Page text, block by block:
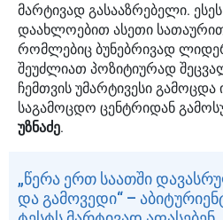
მარტივად გასააზრებელი. ესეს
დაახლოებით ასეთი
რომლებიც ბუნებრივად
შეუძლიათ პოზიტიურად
ჩემთვის უმარტივესი გამოცდა
საგამოცდო ცენტრიდან
უზნაძე.
„წერა ერთ საათში
და გამოვედი“ –